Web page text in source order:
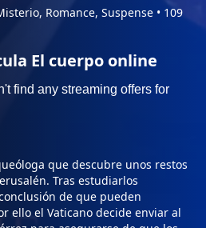
Romance, Suspense • 109
El cuerpo online
que descubre unos restos
Tras estudiarlos
de que pueden
ello el Vaticano decide enviar al